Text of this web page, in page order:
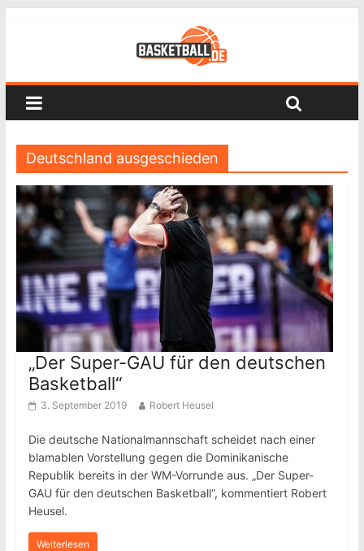
Deutschland ausgeschieden
„Der Super-GAU für den deutschen
Basketball“
3. September 2019 Robert Heusel
Die deutsche Nationalmannschaft scheidet nach einer
blamablen Vorstellung gegen die Dominikanische
Republik bereits in der WM-Vorrunde aus. „Der Super-
GAU für den deutschen Basketball“, kommentiert Robert
Heusel.
Weiterlesen